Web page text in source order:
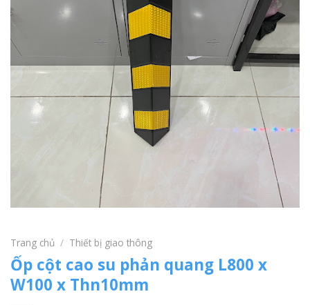
Trang chủ / Thiết bị giao thông
Ốp cột cao su phản quang L800 x
W100 x Thn10mm